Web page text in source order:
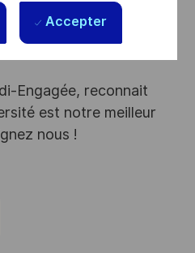
Accepter
?
est oui, alors ce poste
Engagée, reconnait
est notre meilleur
nous !